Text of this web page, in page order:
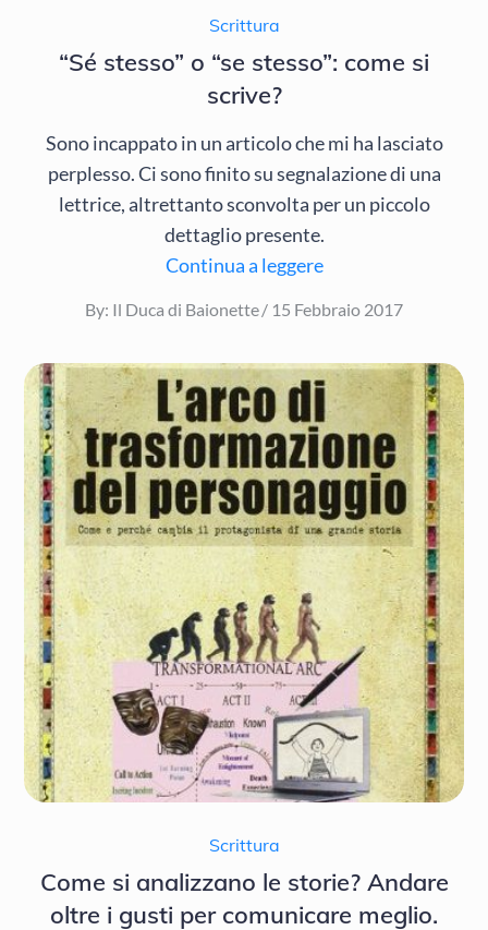
Scrittura
“Sé stesso” o “se stesso”: come si
scrive?
Sono incappato in un articolo che mi ha lasciato
perplesso. Ci sono finito su segnalazione di una
lettrice, altrettanto sconvolta per un piccolo
dettaglio presente.
Continua a leggere
By: Il Duca di Baionette
Posted
15 Febbraio 2017
Scrittura
Come si analizzano le storie? Andare
oltre i gusti per comunicare meglio.